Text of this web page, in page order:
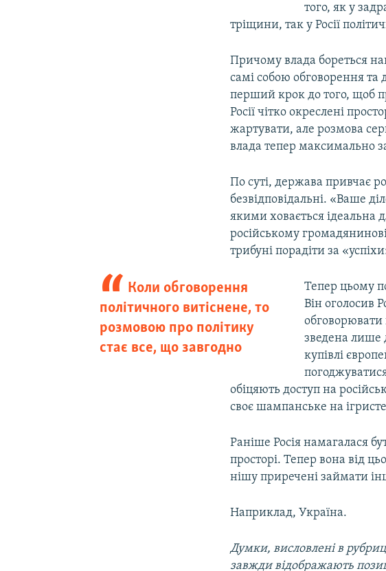
того, як у
тріщини, так у Росії
Причому влада бореться
самі собою обговорення та
перший крок до того, щоб
Росії чітко окреслені
жартувати, але розмова
влада тепер максимально
По суті, держава привчає
безвідповідальні. «Ваше
якими ховається
російському
трибуні порадіти за
Коли обговорення
політичного витіснене, то
розмовою про політику
стає все, що завгодно
Тепер цьому
Він оголосив
обговорювати
зведена лише
купівлі
обіцяють доступ на
своє шампанське на
Раніше Росія намагалася
просторі. Тепер вона від
нішу приречені займати
Наприклад, Україна.
Думки, висловлені в
завжди відображають